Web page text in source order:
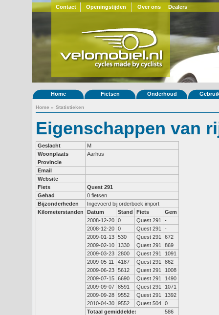
Contact Openingstijden Over ons Dealers
Home Fietsen Onderhoud
Home » Statistieken
Eigenschappen van
Geslacht
M
Woonplaats
Aarhus
Provincie
Email
Website
Fiets
Quest 291
Gehad
0 fietsen
Bijzonderheden
Ingevoerd bij orderboek import
Kilometerstanden
Datum Stand Fiets
Gem
2008-12-20 0 Quest 291
-
2008-12-20 0 Quest 291
-
2009-01-13 530 Quest 291
672
2009-02-10
1330 Quest 291
869
2009-03-23 2800 Quest 291
1091
2009-05-11
4187 Quest 291
862
2009-06-23 5612 Quest 291
1008
2009-07-15 6690 Quest 291
1490
2009-09-07 8591 Quest 291
1071
2009-09-28 9552 Quest 291
1392
2010-04-30 9552 Quest 504 0
Totaal gemiddelde:
586